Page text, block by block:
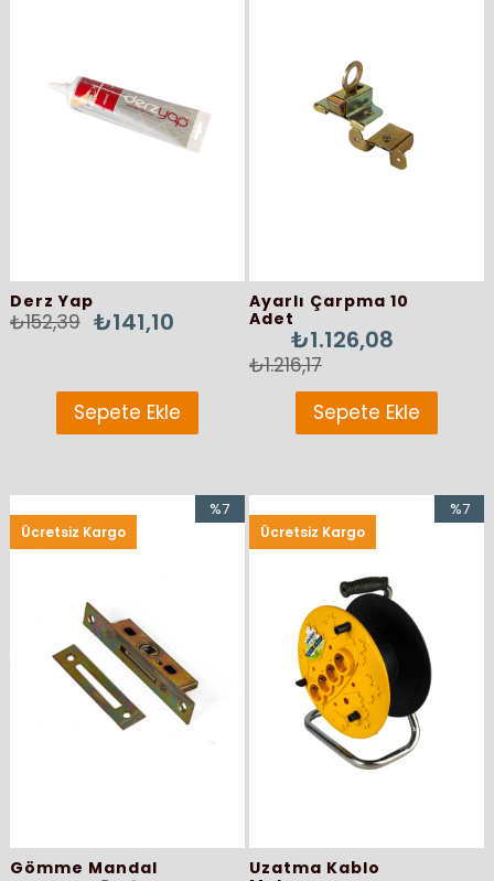
Derz Yap
₺141,10
₺152,39
Sepete Ekle
Ayarlı Çarpma 10
Adet
₺1.126,08
₺1.216,17
Sepete Ekle
Gömme Mandal
%7
Ücretsiz Kargo
Uzatma Kablo
%7
Ücretsiz Kargo